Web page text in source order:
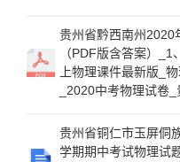
贵州省黔西南州2020
（PDF版含答案）
上物理课件最新版_
_2020中考物理试卷
贵州省铜仁市玉屏侗
学期期中考试物理试